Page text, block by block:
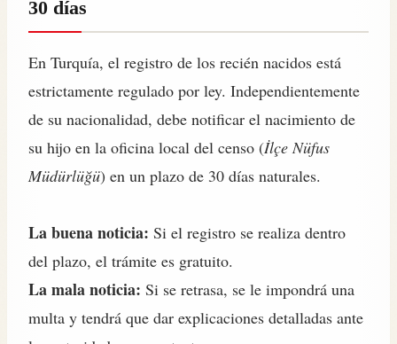
30 días
En Turquía, el registro de los recién nacidos está
estrictamente regulado por ley. Independientemente
de su nacionalidad, debe notificar el nacimiento de
su hijo en la oficina local del censo (İlçe Nüfus
Müdürlüğü) en un plazo de 30 días naturales.
La buena noticia: Si el registro se realiza dentro
del plazo, el trámite es gratuito.
La mala noticia: Si se retrasa, se le impondrá una
multa y tendrá que dar explicaciones detalladas ante